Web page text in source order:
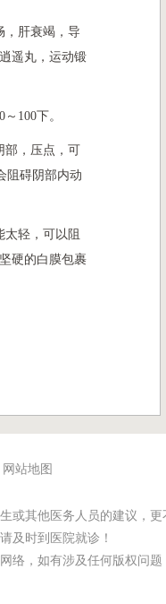
，肝衰竭，导
遥丸，运动锻
100下。
部，压点，可
阻碍阴部内动
轻，可以阻
硬的白膜包裹
网站地图
或其他医务人员的建议，
及时到医院就诊！
络，如有涉及任何版权问